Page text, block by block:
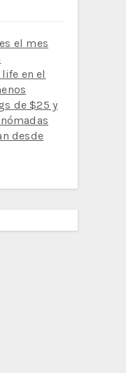
el mes
en el
de $25 y
desde